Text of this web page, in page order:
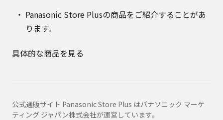
Panasonic Store Plusの商品をご紹介することがあ
ります。
具体的な商品を見る
公式通販サイト Panasonic Store Plus はパナソニック マーケ
ティング ジャパン株式会社が運営しています。